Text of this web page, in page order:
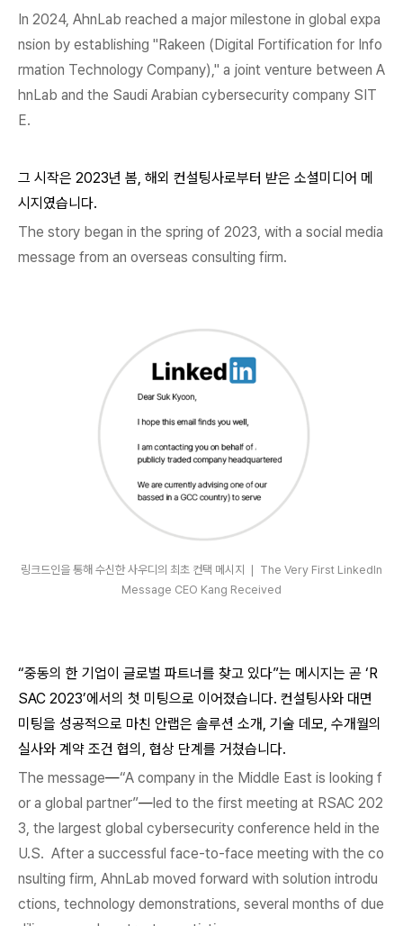
In 2024, AhnLab reached a major milestone in global expa
nsion by establishing "Rakeen (Digital Fortification for Info
rmation Technology Company)," a joint venture between A
hnLab and the Saudi Arabian cybersecurity company SIT
E.
그 시작은 2023년 봄, 해외 컨설팅사로부터 받은 소셜미디어 메
시지였습니다.
The story began in the spring of 2023, with a social media
message from an overseas consulting firm.
링크드인을 통해 수신한 사우디의 최초 컨택 메시지 ❘ The Very First LinkedIn
Message CEO Kang Received
“중동의 한 기업이 글로벌 파트너를 찾고 있다”는 메시지는 곧 ‘R
SAC 2023’에서의 첫 미팅으로 이어졌습니다. 컨설팅사와 대면
미팅을 성공적으로 마친 안랩은 솔루션 소개, 기술 데모, 수개월의
실사와 계약 조건 협의, 협상 단계를 거쳤습니다.
The message—“A company in the Middle East is looking f
or a global partner”—led to the first meeting at RSAC 202
3, the largest global cybersecurity conference held in the
U.S. After a successful face-to-face meeting with the co
nsulting firm, AhnLab moved forward with solution introdu
ctions, technology demonstrations, several months of due